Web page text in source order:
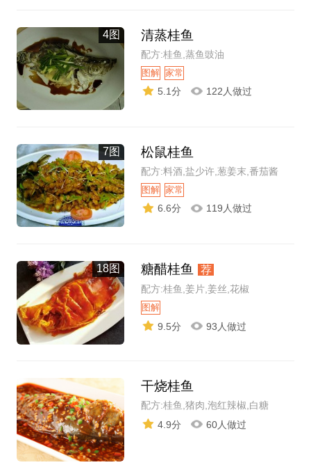
4图 清蒸桂鱼
配方:桂鱼,蒸鱼豉油
图解 家常
5.1分 122人做过
7图 松鼠桂鱼
配方:料酒,盐少许,葱姜末,番茄酱
图解 家常
6.6分 119人做过
18图 糖醋桂鱼 荐
配方:桂鱼,姜片,姜丝,花椒
图解
9.5分 93人做过
干烧桂鱼
配方:桂鱼,猪肉,泡红辣椒,白糖
4.9分
60人做过